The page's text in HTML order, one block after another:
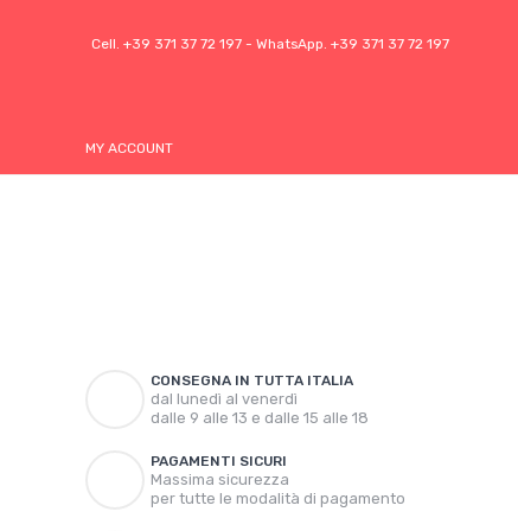
Cell. +39 371 37 72 197 - WhatsApp. +39 371 37 72 197
MY ACCOUNT
CONSEGNA IN TUTTA ITALIA
dal lunedì al venerdì
dalle 9 alle 13 e dalle 15 alle 18
PAGAMENTI SICURI
Massima sicurezza
per tutte le modalità di pagamento